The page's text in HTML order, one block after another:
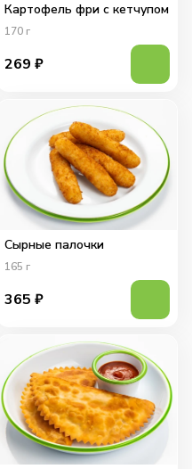
Картофель фри с кетчупом
170 г
269 ₽
Сырные палочки
165 г
365 ₽